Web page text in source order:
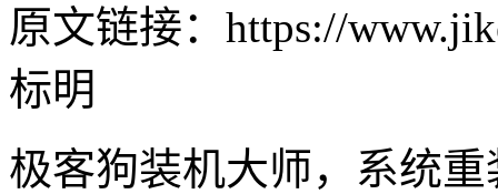
原文链接：https://
标明
极客狗装机大师，系统